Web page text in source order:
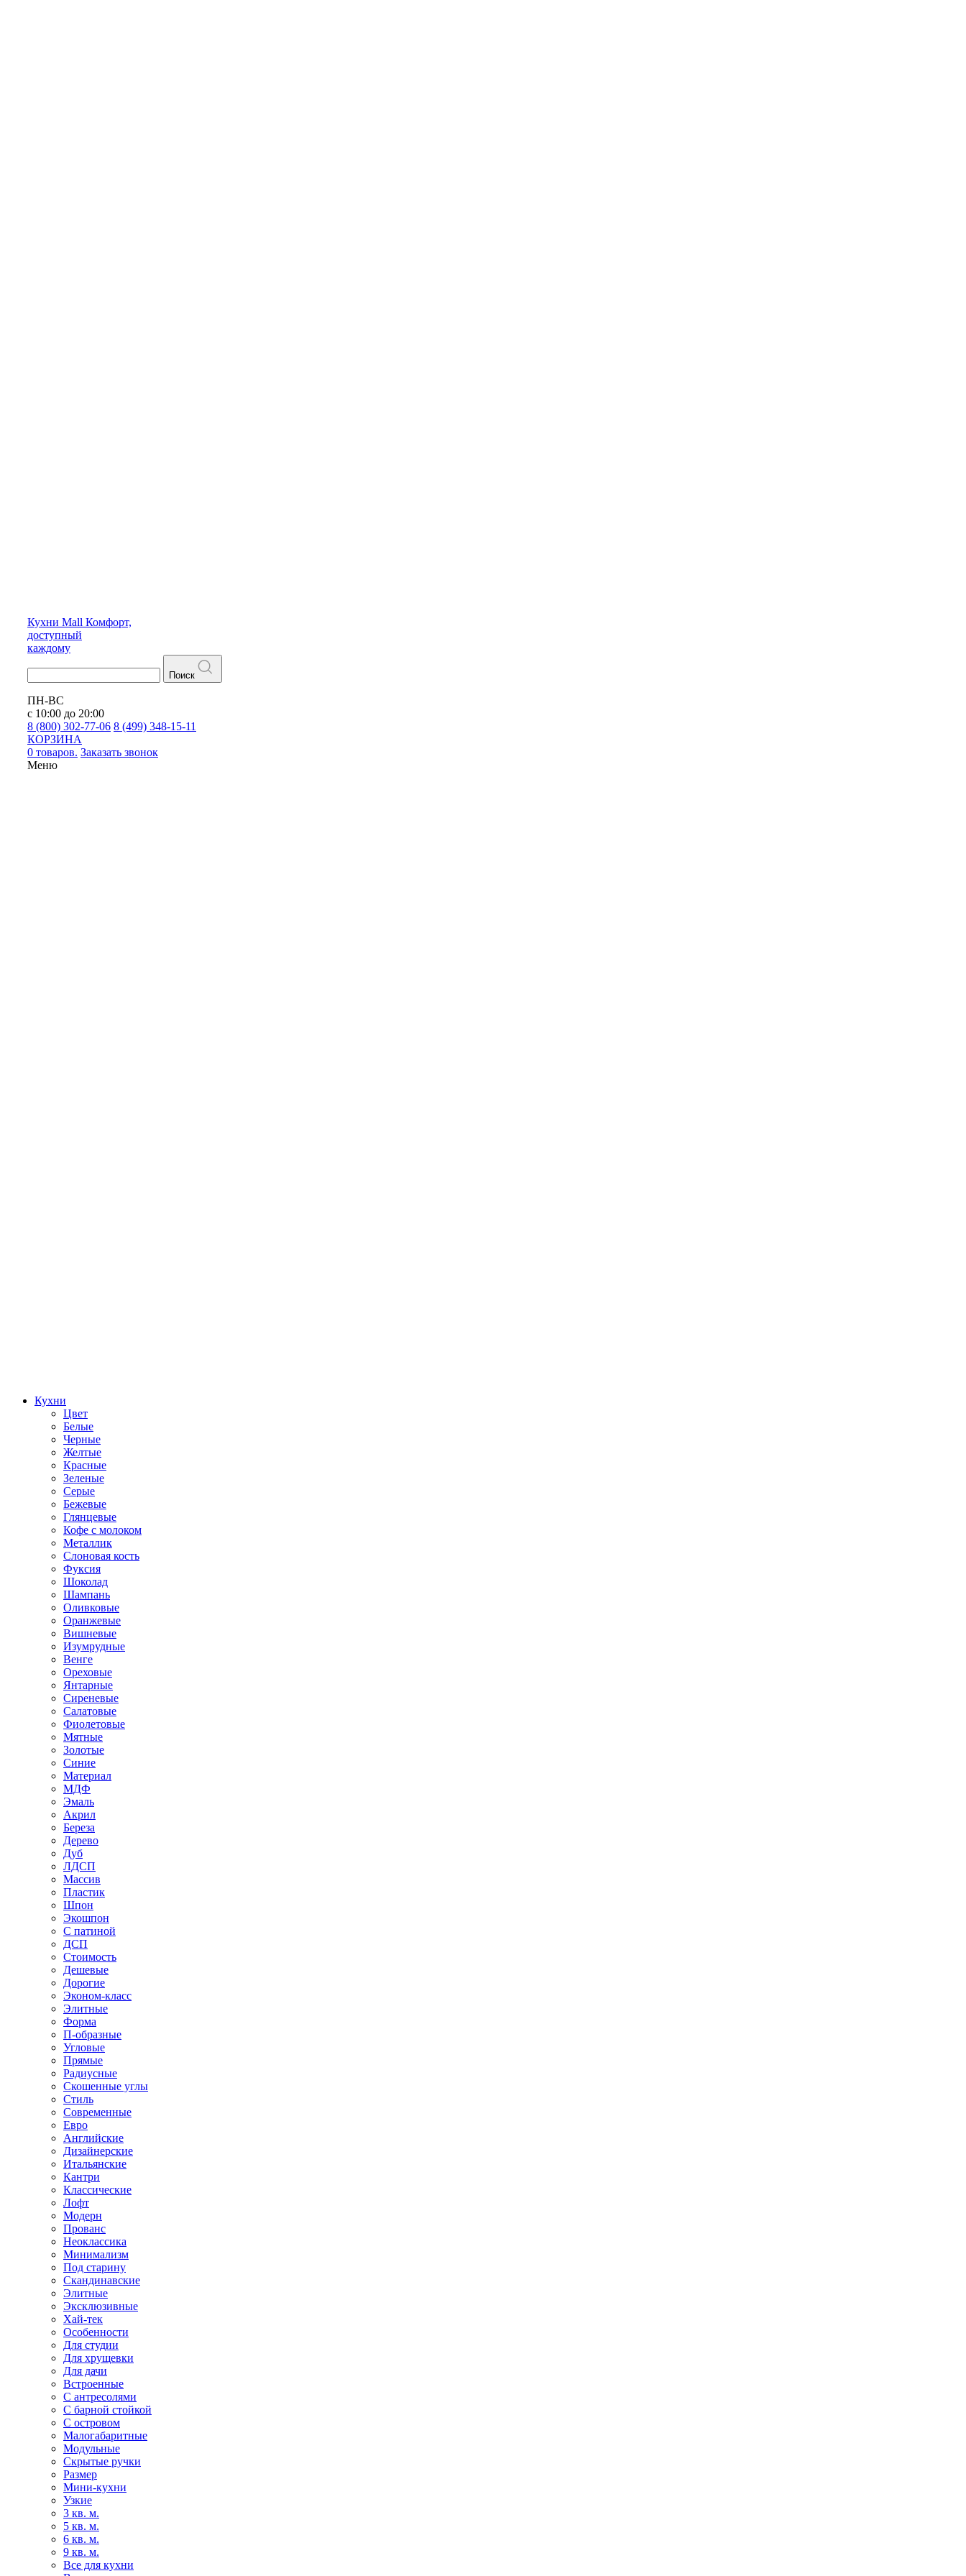
Кухни Mall Комфорт,
доступный
каждому
Поиск
ПН-ВС
с 10:00 до 20:00
8 (800) 302-77-06 8 (499) 348-15-11
КОРЗИНА
0 товаров. Заказать звонок
Меню
Кухни
Цвет
Белые
Черные
Желтые
Красные
Зеленые
Серые
Бежевые
Глянцевые
Кофе с молоком
Металлик
Слоновая кость
Фуксия
Шоколад
Шампань
Оливковые
Оранжевые
Вишневые
Изумрудные
Венге
Ореховые
Янтарные
Сиреневые
Салатовые
Фиолетовые
Мятные
Золотые
Синие
Материал
МДФ
Эмаль
Акрил
Береза
Дерево
Дуб
ЛДСП
Массив
Пластик
Шпон
Экошпон
С патиной
ДСП
Стоимость
Дешевые
Дорогие
Эконом-класс
Элитные
Форма
П-образные
Угловые
Прямые
Радиусные
Скошенные углы
Стиль
Современные
Евро
Английские
Дизайнерские
Итальянские
Кантри
Классические
Лофт
Модерн
Прованс
Неоклассика
Минимализм
Под старину
Скандинавские
Элитные
Эксклюзивные
Хай-тек
Особенности
Для студии
Для хрущевки
Для дачи
Встроенные
С антресолями
С барной стойкой
С островом
Малогабаритные
Модульные
Скрытые ручки
Размер
Мини-кухни
Узкие
3 кв. м.
5 кв. м.
6 кв. м.
9 кв. м.
Все для кухни